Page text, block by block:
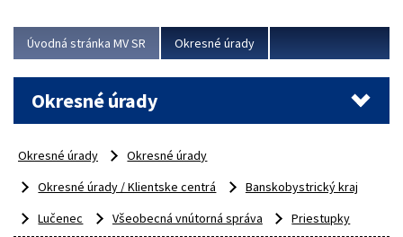
Viac
Úvodná stránka MV SR Okresné úrady
Okresné úrady
Okresné úrady
Okresné úrady
Okresné úrady / Klientske centrá
Banskobystrický kraj
Lučenec
Všeobecná vnútorná správa Priestupky